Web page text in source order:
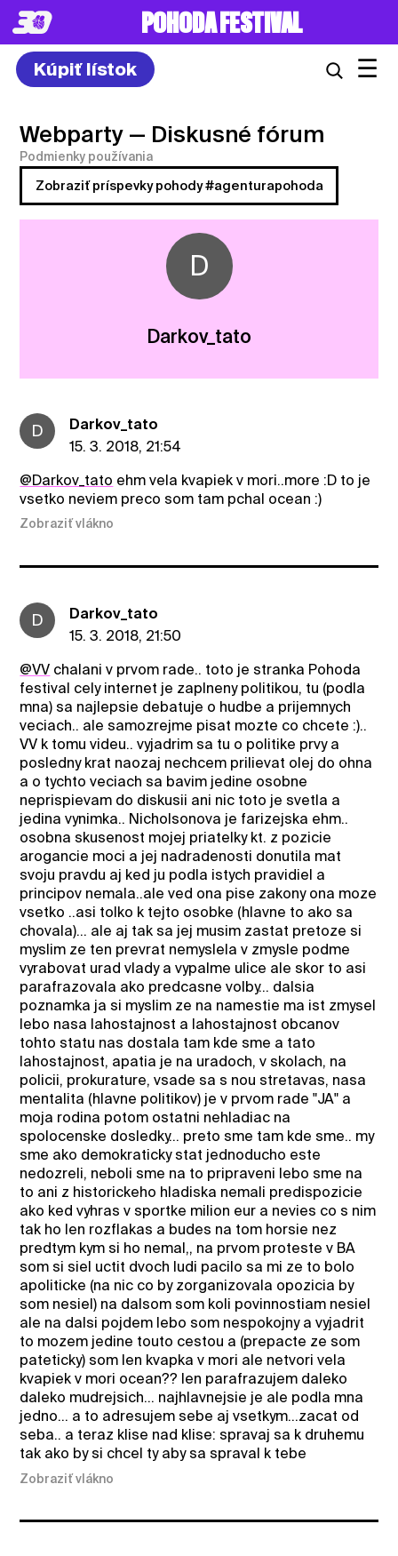
8. – 10.7.2027
Kúpiť lístok ☰
Webparty — Diskusné fórum
Podmienky používania
Zobraziť príspevky pohody #agenturapohoda
D
Darkov_tato
D
Darkov_tato
15. 3. 2018, 21:54
@Darkov_tato ehm vela kvapiek v mori..more :D to je
vsetko neviem preco som tam pchal ocean :)
Zobraziť vlákno
D
Darkov_tato
15. 3. 2018, 21:50
@VV chalani v prvom rade.. toto je stranka Pohoda
festival cely internet je zaplneny politikou, tu (podla
mna) sa najlepsie debatuje o hudbe a prijemnych
veciach.. ale samozrejme pisat mozte co chcete :)..
VV k tomu videu.. vyjadrim sa tu o politike prvy a
posledny krat naozaj nechcem prilievat olej do ohna
a o tychto veciach sa bavim jedine osobne
neprispievam do diskusii ani nic toto je svetla a
jedina vynimka.. Nicholsonova je farizejska ehm..
osobna skusenost mojej priatelky kt. z pozicie
arogancie moci a jej nadradenosti donutila mat
svoju pravdu aj ked ju podla istych pravidiel a
principov nemala..ale ved ona pise zakony ona moze
vsetko ..asi tolko k tejto osobke (hlavne to ako sa
chovala)... ale aj tak sa jej musim zastat pretoze si
myslim ze ten prevrat nemyslela v zmysle podme
vyrabovat urad vlady a vypalme ulice ale skor to asi
parafrazovala ako predcasne volby... dalsia
poznamka ja si myslim ze na namestie ma ist zmysel
lebo nasa lahostajnost a lahostajnost obcanov
tohto statu nas dostala tam kde sme a tato
lahostajnost, apatia je na uradoch, v skolach, na
policii, prokurature, vsade sa s nou stretavas, nasa
mentalita (hlavne politikov) je v prvom rade "JA" a
moja rodina potom ostatni nehladiac na
spolocenske dosledky... preto sme tam kde sme.. my
sme ako demokraticky stat jednoducho este
nedozreli, neboli sme na to pripraveni lebo sme na
to ani z historickeho hladiska nemali predispozicie
ako ked vyhras v sportke milion eur a nevies co s nim
tak ho len rozflakas a budes na tom horsie nez
predtym kym si ho nemal,, na prvom proteste v BA
som si siel uctit dvoch ludi pacilo sa mi ze to bolo
apoliticke (na nic co by zorganizovala opozicia by
som nesiel) na dalsom som koli povinnostiam nesiel
ale na dalsi pojdem lebo som nespokojny a vyjadrit
to mozem jedine touto cestou a (prepacte ze som
pateticky) som len kvapka v mori ale netvori vela
kvapiek v mori ocean?? len parafrazujem daleko
daleko mudrejsich... najhlavnejsie je ale podla mna
jedno... a to adresujem sebe aj vsetkym...zacat od
seba.. a teraz klise nad klise: spravaj sa k druhemu
tak ako by si chcel ty aby sa spraval k tebe
Zobraziť vlákno